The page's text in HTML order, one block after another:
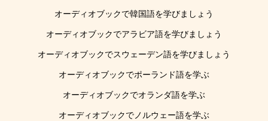
オーディオブックで韓国語を学びましょう
オーディオブックでアラビア語を学びましょう
オーディオブックでスウェーデン語を学びましょう
オーディオブックでポーランド語を学ぶ
オーディオブックでオランダ語を学ぶ
オーディオブックでノルウェー語を学ぶ